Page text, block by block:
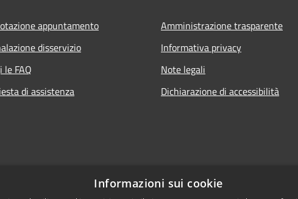
appuntamento
disservizio
le FAQ
di assistenza
Amministrazione trasparente
Informativa privacy
Note legali
Dichiarazione di accessibilità
Informazioni sui cookie